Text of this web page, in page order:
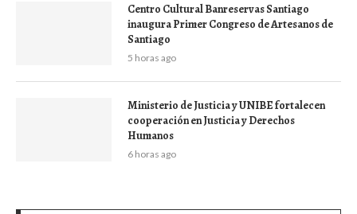
Centro Cultural Banreservas Santiago
inaugura Primer Congreso de Artesanos de
Santiago
5 horas ago
Ministerio de Justicia y UNIBE fortalecen
cooperación en Justicia y Derechos
Humanos
6 horas ago